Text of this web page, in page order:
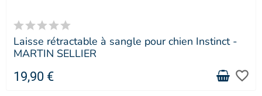
Laisse rétractable à sangle pour chien Instinct -
MARTIN SELLIER
19,90 € favorite_border